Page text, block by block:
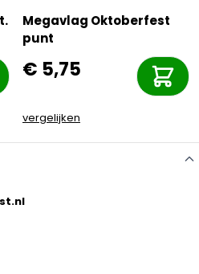
Megavlag Oktoberfest
punt
€ 5,75
vergelijken